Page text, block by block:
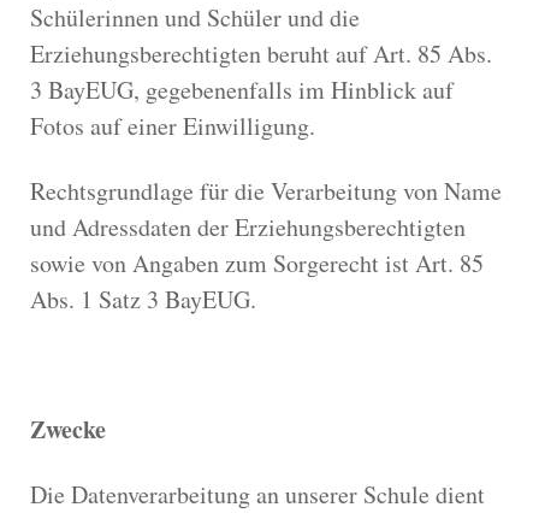
Schülerinnen und Schüler und die
Erziehungsberechtigten beruht auf Art. 85 Abs.
3 BayEUG, gegebenenfalls im Hinblick auf
Fotos auf einer Einwilligung.
Rechtsgrundlage für die Verarbeitung von Name
und Adressdaten der Erziehungsberechtigten
sowie von Angaben zum Sorgerecht ist Art. 85
Abs. 1 Satz 3 BayEUG.
Zwecke
Die Datenverarbeitung an unserer Schule dient